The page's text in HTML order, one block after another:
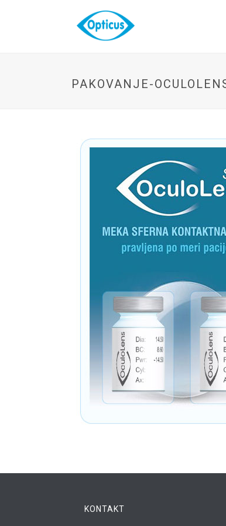
PAKOVANJE-
KONTAKT